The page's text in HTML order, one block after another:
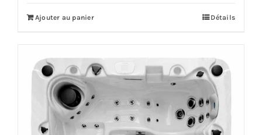
8,699.00€.
Ajouter au panier Détails
Offre!